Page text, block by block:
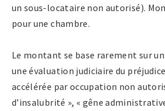
un sous-locataire non autorisé).
pour une chambre.
Le montant se base rarement sur un
une évaluation judiciaire du
accélérée par occupation non
d’insalubrité », « gêne